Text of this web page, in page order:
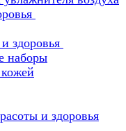
здоровья
наборы
и здоровья